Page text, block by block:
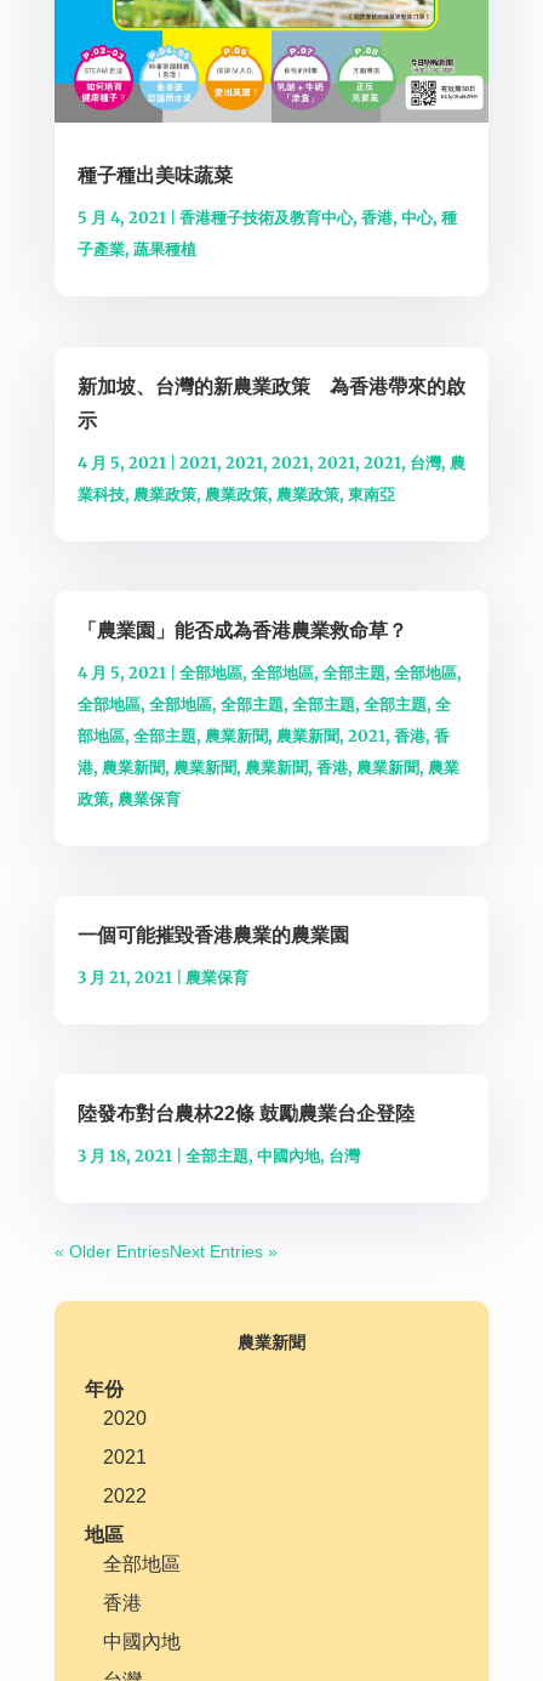
種子種出美味蔬菜
5 月 4, 2021| 香港種子技術及教育中心, 香港, 中心, 種
子產業, 蔬果種植
新加坡、台灣的新農業政策 為香港帶來的啟
示
4 月 5, 2021| 2021, 2021, 2021, 2021, 2021, 台灣, 農
業科技, 農業政策, 農業政策, 農業政策, 東南亞
「農業園」能否成為香港農業救命草？
4 月 5, 2021| 全部地區, 全部地區, 全部主題, 全部地區,
全部地區, 全部地區, 全部主題, 全部主題, 全部主題, 全
部地區, 全部主題, 農業新聞, 農業新聞, 2021, 香港, 香
港, 農業新聞, 農業新聞, 農業新聞, 香港, 農業新聞, 農業
政策, 農業保育
一個可能摧毀香港農業的農業園
3 月 21, 2021| 農業保育
陸發布對台農林22條 鼓勵農業台企登陸
3 月 18, 2021| 全部主題, 中國內地, 台灣
« Older EntriesNext Entries »
農業新聞
年份
2020
2021
2022
地區
全部地區
香港
中國內地